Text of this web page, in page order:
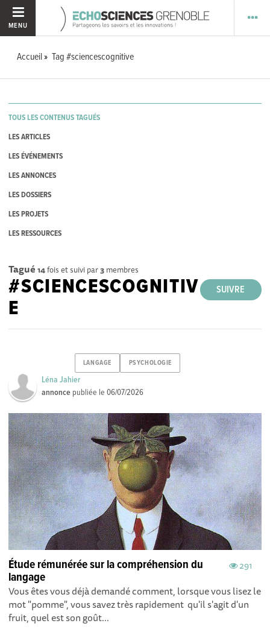
MENU
Accueil Tag #sciencescognitive
TOUS LES CONTENUS TAGUÉS
LES ARTICLES
LES ÉVÉNEMENTS
LES ANNONCES
LES DOSSIERS
LES PROJETS
LES RESSOURCES
Tagué 14fois et suivi par3 membres
SUIVRE
#SCIENCESCOGNITIV
E
LANGAGE PSYCHOLOGIE
Léna Jahier
annonce publiée le06/07/2026
291
Étude rémunérée sur la compréhension du
langage
Vous êtes vous déjà demandé comment, lorsque vous lisez le
mot "pomme", vous savez très rapidement qu'il s'agit d'un
fruit, quel est son goût...